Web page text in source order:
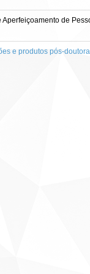
de
e produtos pós-